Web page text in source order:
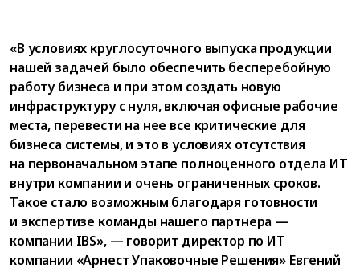
«В условиях круглосуточного выпуска продукции
нашей задачей было обеспечить бесперебойную
работу бизнеса и при этом создать новую
инфраструктуру с нуля, включая офисные рабочие
места, перевести на нее все критические для
бизнеса системы, и это в условиях отсутствия
на первоначальном этапе полноценного отдела ИТ
внутри компании и очень ограниченных сроков.
Такое стало возможным благодаря готовности
и экспертизе команды нашего партнера —
компании IBS», — говорит директор по ИТ
компании «Арнест Упаковочные Решения» Евгений